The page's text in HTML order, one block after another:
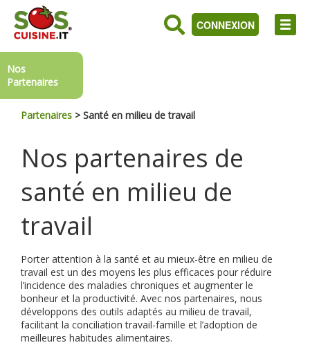
CONNEXION
Nos
Partenaires
Partenaires > Santé en milieu de travail
Nos partenaires de
santé en milieu de
travail
Porter attention à la santé et au mieux-être en milieu de
travail est un des moyens les plus efficaces pour réduire
l’incidence des maladies chroniques et augmenter le
bonheur et la productivité. Avec nos partenaires, nous
développons des outils adaptés au milieu de travail,
facilitant la conciliation travail-famille et l’adoption de
meilleures habitudes alimentaires.